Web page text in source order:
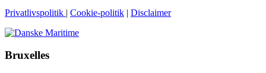
Privatlivspolitik | Cookie-politik | Disclaimer
Bruxelles